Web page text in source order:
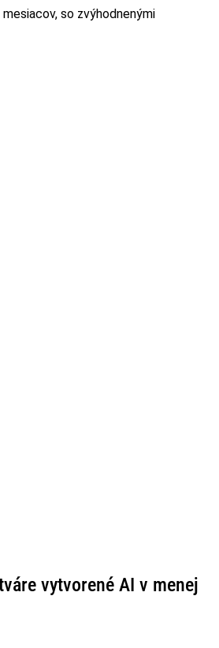
so zvýhodnenými
vytvorené AI v menej